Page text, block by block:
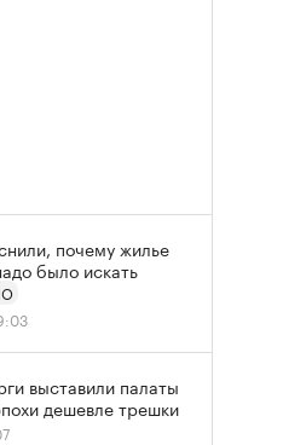
почему жилье
было искать
выставили палаты
дешевле трешки